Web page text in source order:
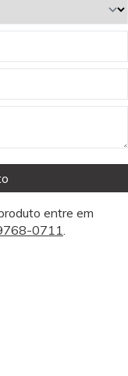
entre em
0711